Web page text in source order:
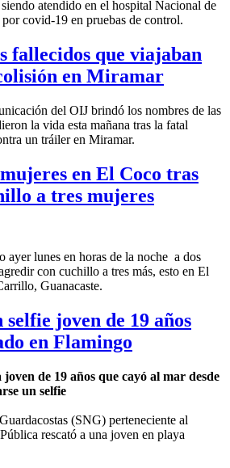
siendo atendido en el hospital Nacional de
covid-19 en pruebas de control.
fallecidos que viajaban
en Miramar
del OIJ brindó los nombres de las
la vida esta mañana tras la fatal
un tráiler en Miramar.
en El Coco tras
a tres mujeres
ayer lunes en horas de la noche a dos
con cuchillo a tres más, esto en El
Guanacaste.
joven de 19 años
en Flamingo
de 19 años que cayó al mar desde
un selfie
(SNG) perteneciente al
rescató a una joven en playa